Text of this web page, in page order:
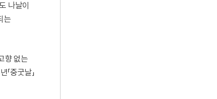
나날이
는
향 없는
중굿날」